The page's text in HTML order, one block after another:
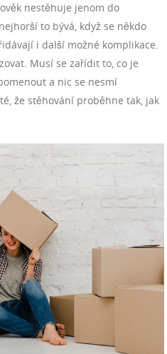
nestěhuje jenom do
to bývá, když se někdo
i další možné komplikace.
Musí se zařídit to, co je
a nic se nesmí
že stěhování proběhne tak, jak